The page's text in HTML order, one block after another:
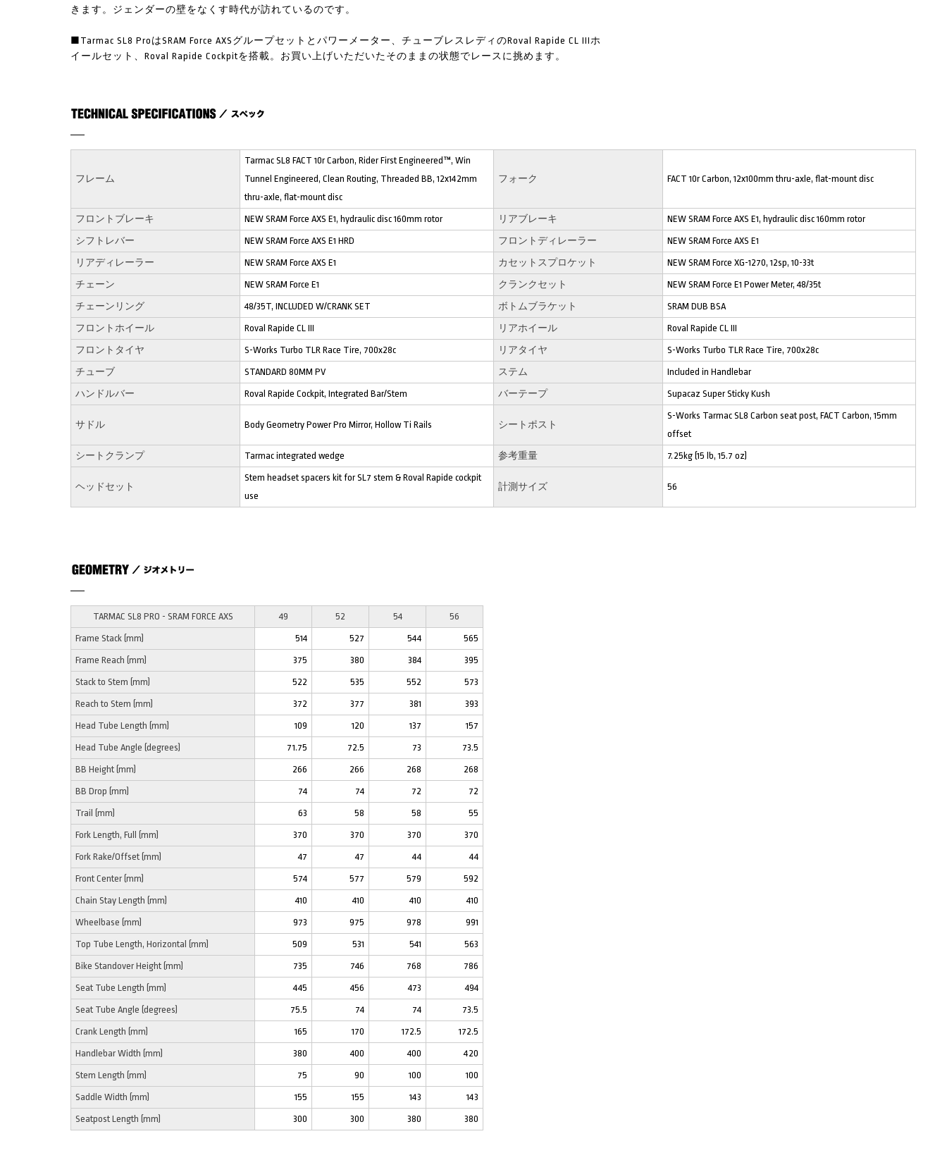
きます。ジェンダーの壁をなくす時代が訪れているのです。
■Tarmac SL8 ProはSRAM Force AXSグループセットとパワーメーター、チューブレスレディのRoval Rapide CL IIIホ
イールセット、Roval Rapide Cockpitを搭載。お買い上げいただいたそのままの状態でレースに挑めます。
フレーム
Tarmac SL8 FACT 10r Carbon, Rider First Engineered™, Win
Tunnel Engineered, Clean Routing, Threaded BB, 12x142mm
thru-axle, flat-mount disc
フォーク FACT 10r Carbon, 12x100mm thru-axle, flat-mount disc
フロントブレーキ NEW SRAM Force AXS E1, hydraulic disc 160mm rotor リアブレーキ NEW SRAM Force AXS E1, hydraulic disc 160mm rotor
シフトレバー NEW SRAM Force AXS E1 HRD フロントディレーラー NEW SRAM Force AXS E1
リアディレーラー NEW SRAM Force AXS E1 カセットスプロケット NEW SRAM Force XG-1270, 12sp, 10-33t
チェーン NEW SRAM Force E1 クランクセット NEW SRAM Force E1 Power Meter, 48/35t
チェーンリング 48/35T, INCLUDED W/CRANK SET ボトムブラケット SRAM DUB BSA
フロントホイール Roval Rapide CL III リアホイール Roval Rapide CL III
フロントタイヤ S-Works Turbo TLR Race Tire, 700x28c リアタイヤ S-Works Turbo TLR Race Tire, 700x28c
チューブ STANDARD 80MM PV ステム Included in Handlebar
ハンドルバー Roval Rapide Cockpit, Integrated Bar/Stem バーテープ Supacaz Super Sticky Kush
サドル Body Geometry Power Pro Mirror, Hollow Ti Rails シートポスト
S-Works Tarmac SL8 Carbon seat post, FACT Carbon, 15mm
offset
シートクランプ Tarmac integrated wedge 参考重量 7.25kg (15 lb, 15.7 oz)
ヘッドセット
Stem headset spacers kit for SL7 stem & Roval Rapide cockpit
use
計測サイズ 56
TARMAC SL8 PRO - SRAM FORCE AXS 49 52 54 56
Frame Stack (mm) 514 527 544 565
Frame Reach (mm) 375 380 384 395
Stack to Stem (mm) 522 535 552 573
Reach to Stem (mm) 372 377 381 393
Head Tube Length (mm) 109 120 137 157
Head Tube Angle (degrees) 71.75 72.5 73 73.5
BB Height (mm) 266 266 268 268
BB Drop (mm) 74 74 72 72
Trail (mm) 63 58 58 55
Fork Length, Full (mm) 370 370 370 370
Fork Rake/Offset (mm) 47 47 44 44
Front Center (mm) 574 577 579 592
Chain Stay Length (mm) 410 410 410 410
Wheelbase (mm) 973 975 978 991
Top Tube Length, Horizontal (mm) 509 531 541 563
Bike Standover Height (mm) 735 746 768 786
Seat Tube Length (mm) 445 456 473 494
Seat Tube Angle (degrees) 75.5 74 74 73.5
Crank Length (mm) 165 170 172.5 172.5
Handlebar Width (mm) 380 400 400 420
Stem Length (mm) 75 90 100 100
Saddle Width (mm) 155 155 143 143
Seatpost Length (mm) 300 300 380 380